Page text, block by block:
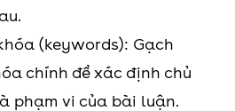
(keywords): Gạch
chính để xác định chủ
phạm vi của bài luận.